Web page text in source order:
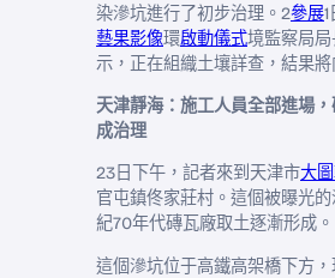
染滲坑進行了初步治理。2參展
藝果影像環啟動儀式境監察局
示，正在組織土壤詳查，結果將
天津靜海：施工人員全部進場
成治理
23日下午，記者來到天津市大
官屯鎮佟家莊村。這個被曝光
紀70年代磚瓦廠取土逐漸形成。
這個滲坑位于高鐵高架橋下方